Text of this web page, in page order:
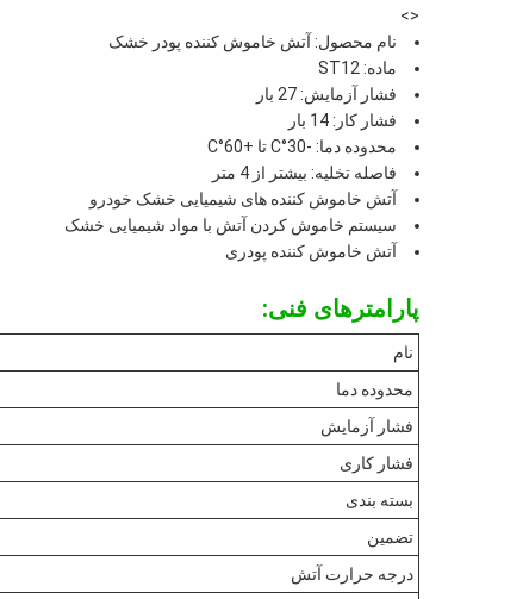
<>
نام محصول: آتش خاموش کننده پودر خشک
ماده: ST12
فشار آزمایش: 27 بار
فشار کار: 14 بار
محدوده دما: -30°C تا +60°C
فاصله تخلیه: بیشتر از 4 متر
آتش خاموش کننده های شیمیایی خشک خودرو
سیستم خاموش کردن آتش با مواد شیمیایی خشک
آتش خاموش کننده پودری
پارامترهای فنی:
نام
محدوده دما
فشار آزمایش
فشار کاری
بسته بندی
تضمین
درجه حرارت آتش